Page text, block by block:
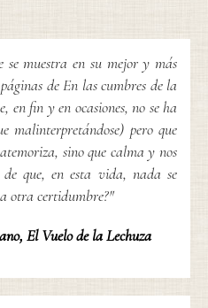
se muestra en su mejor y más
de En las cumbres de la
en fin y en ocasiones, no se ha
malinterpretándose) pero que
sino que calma y nos
que, en esta vida, nada se
otra certidumbre?"
, El Vuelo de la Lechuza